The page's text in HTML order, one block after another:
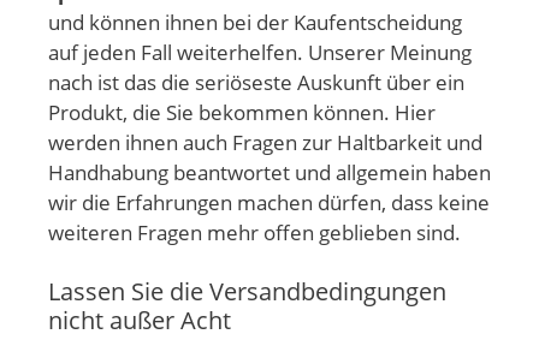
und können ihnen bei der Kaufentscheidung
auf jeden Fall weiterhelfen. Unserer Meinung
nach ist das die seriöseste Auskunft über ein
Produkt, die Sie bekommen können. Hier
werden ihnen auch Fragen zur Haltbarkeit und
Handhabung beantwortet und allgemein haben
wir die Erfahrungen machen dürfen, dass keine
weiteren Fragen mehr offen geblieben sind.
Lassen Sie die Versandbedingungen
nicht außer Acht